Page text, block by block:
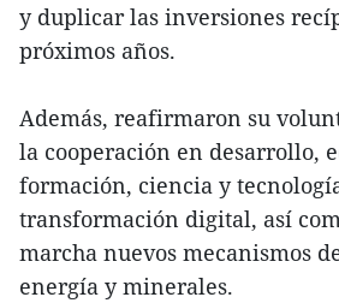
y duplicar las inversiones
próximos años.
Además, reafirmaron su
la cooperación en desarrollo,
formación, ciencia y
transformación digital, así
marcha nuevos mecanismos
energía y minerales.